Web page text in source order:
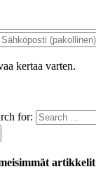
kertaa varten.
for:
artikkelit